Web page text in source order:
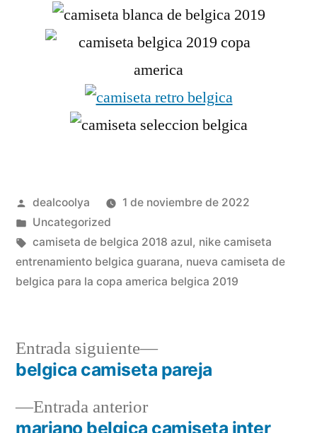
Publicado
por
dealcoolya
1 de noviembre de 2022
Publicado
en
Uncategorized
Etiquetas:
camiseta de belgica 2018 azul, nike camiseta
entrenamiento belgica guarana, nueva camiseta de
belgica para la copa america belgica 2019
Navegación
deEntrada anteriorEntrada
anterior:
mariano belgica camiseta inter
Entrada siguiente
Entrada
siguiente:
belgica camiseta pareja